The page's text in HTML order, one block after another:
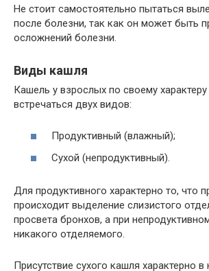
Не стоит самостоятельно пытаться
после болезни, так как он может быть
осложнений болезни.
Виды кашля
Кашель у взрослых по своему
встречаться двух видов:
Продуктивный (влажный);
Сухой (непродуктивный).
Для продуктивного характерно то, что
происходит выделение слизистого
просвета бронхов, а при
никакого отделяемого.
Присутствие сухого кашля характерно в